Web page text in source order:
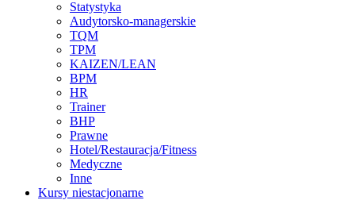
Statystyka
Audytorsko-managerskie
TQM
TPM
KAIZEN/LEAN
BPM
HR
Trainer
BHP
Prawne
Hotel/Restauracja/Fitness
Medyczne
Inne
Kursy niestacjonarne